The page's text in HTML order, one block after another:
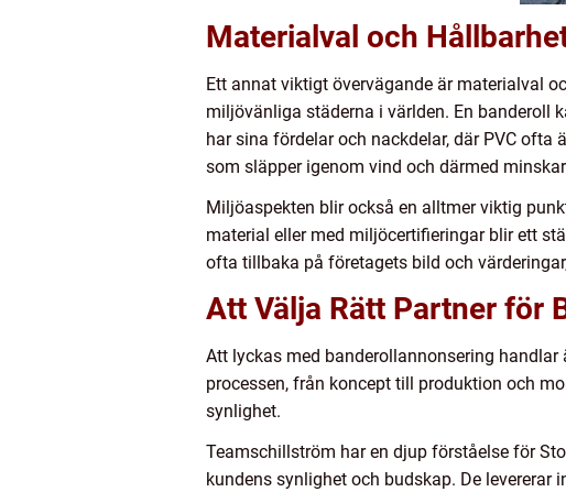
Materialval och
Ett annat viktigt övervägande är materialval
miljövänliga städerna i världen. En banderoll
har sina fördelar och nackdelar, där PVC
som släpper igenom vind och därmed
Miljöaspekten blir också en alltmer viktig
material eller med miljöcertifieringar blir ett
ofta tillbaka på företagets bild och
Att Välja Rätt Partner för
Att lyckas med banderollannonsering
processen, från koncept till produktion och
synlighet.
Teamschillström har en djup förståelse för
kundens synlighet och budskap. De